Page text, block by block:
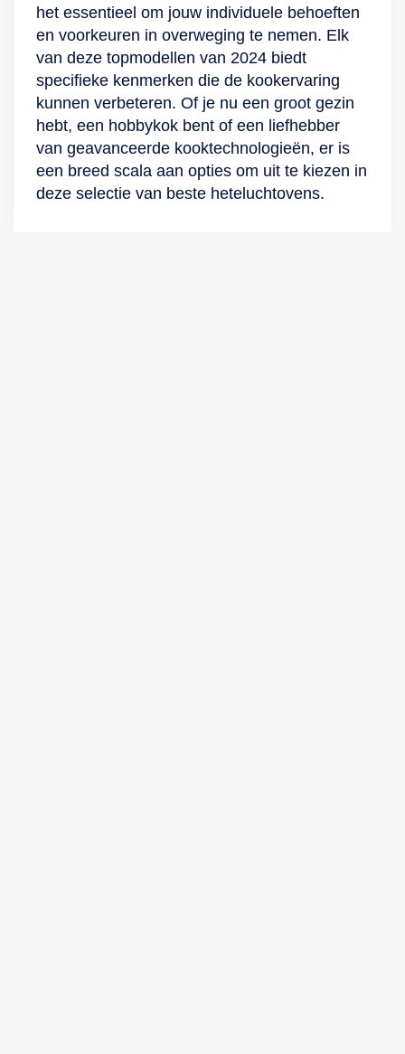
het essentieel om jouw individuele behoeften
en voorkeuren in overweging te nemen. Elk
van deze topmodellen van 2024 biedt
specifieke kenmerken die de kookervaring
kunnen verbeteren. Of je nu een groot gezin
hebt, een hobbykok bent of een liefhebber
van geavanceerde kooktechnologieën, er is
een breed scala aan opties om uit te kiezen in
deze selectie van beste heteluchtovens.